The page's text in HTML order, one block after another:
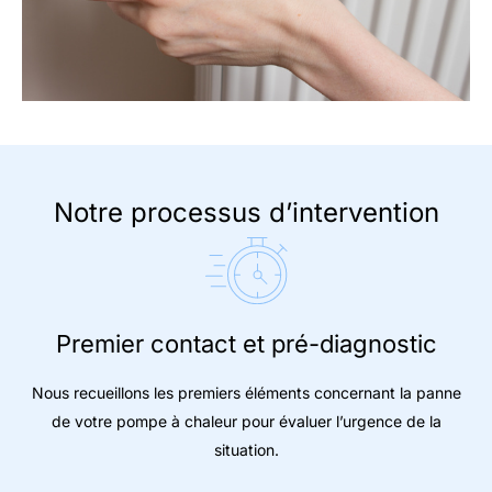
Notre processus d’intervention
Premier contact et pré-diagnostic
Nous recueillons les premiers éléments concernant la panne
de votre pompe à chaleur pour évaluer l’urgence de la
situation.